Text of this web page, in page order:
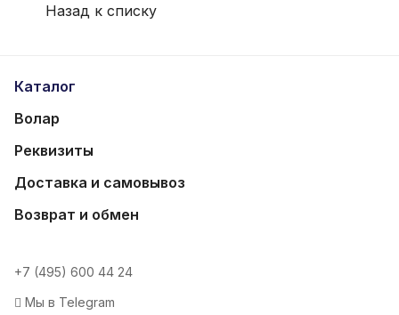
Назад к списку
Каталог
Волар
Реквизиты
Доставка и самовывоз
Возврат и обмен
+7 (495) 600 44 24
Мы в Telegram